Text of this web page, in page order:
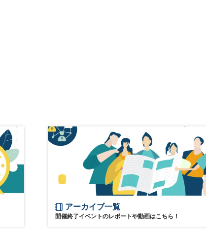
アーカイブ一覧
開催終了イベントのレポートや動画はこちら！